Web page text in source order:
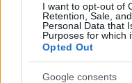
I want to opt-out of
Retention, Sale,
Personal Data that
Purposes for which
Opted Out
Google consents